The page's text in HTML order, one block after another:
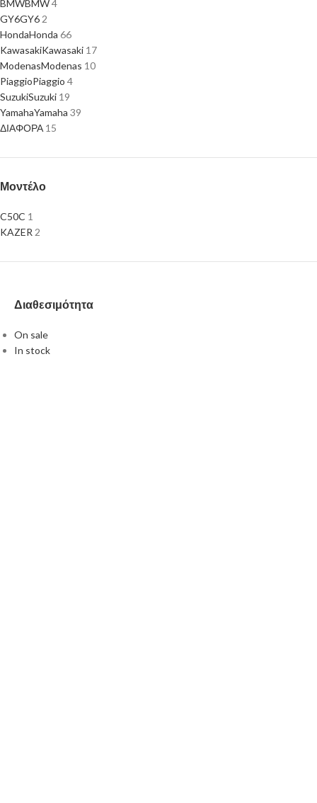
BMWBMW4
GY6GY6 2
HondaHonda 66
KawasakiKawasaki 17
ModenasModenas 10
PiaggioPiaggio 4
SuzukiSuzuki 19
YamahaYamaha 39
ΔΙΑΦΟΡΑ 15
Μοντέλο
C50C 1
KAZER 2
Διαθεσιμότητα
On sale
In stock